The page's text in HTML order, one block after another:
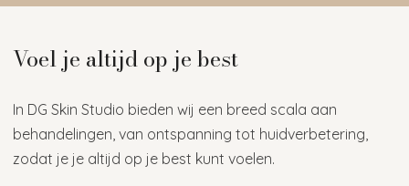
Voel je altijd op je best
In DG Skin Studio bieden wij een breed scala aan
behandelingen, van ontspanning tot huidverbetering,
zodat je je altijd op je best kunt voelen.